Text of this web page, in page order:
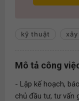
kỹ thuật
Mô tả công
- Lập kế hoạch,
chủ đầu tư, tư vấn